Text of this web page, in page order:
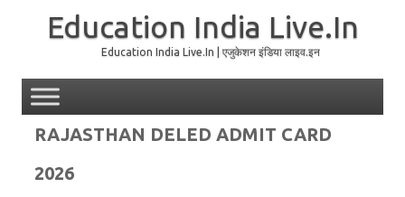
Education India Live.In
Education India Live.In | एजुकेशन इंडिया लाइव.इन
RAJASTHAN DELED ADMIT CARD
2026